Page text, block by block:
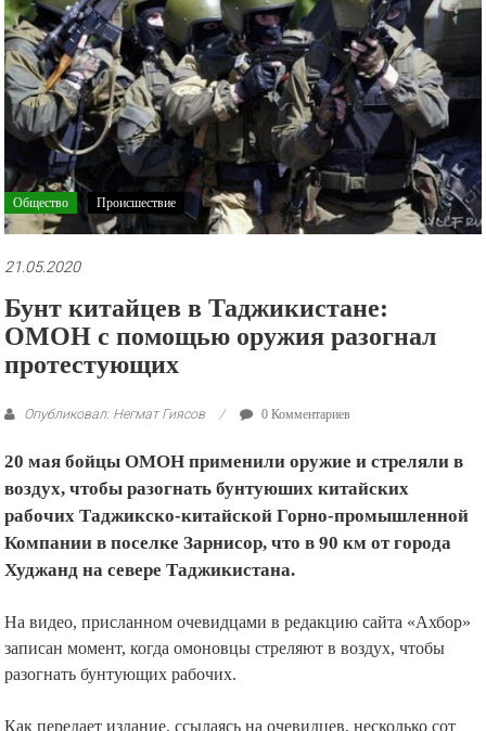
рекламные
ролики
и
презентации.
Общество Происшествие
Бунт китайцев в Таджикистане:
ОМОН с помощью оружия разогнал
протестующих
20 мая бойцы ОМОН применили оружие и стреляли в
воздух, чтобы разогнать бунтуюших китайских
рабочих Таджикско-китайской Горно-промышленной
Компании в поселке Зарнисор, что в 90 км от города
На видео, присланном очевидцами в редакцию сайта «Ахбор»
записан момент, когда омоновцы стреляют в воздух, чтобы